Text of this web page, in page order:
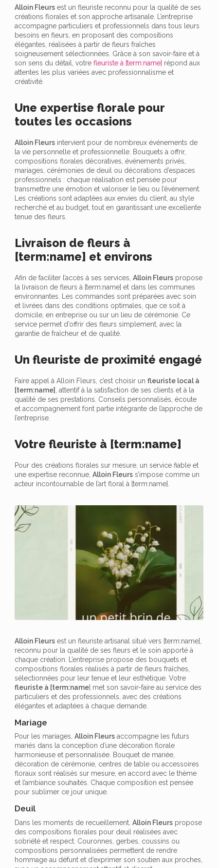
Alloin Fleurs est un fleuriste reconnu pour la qualité de ses
créations florales et son approche artisanale. L’entreprise
accompagne particuliers et professionnels dans tous leurs
besoins en fleurs, en proposant des compositions
élégantes, réalisées à partir de fleurs fraîches
soigneusement sélectionnées. Grâce à son savoir-faire et à
son sens du détail, votre fleuriste à [term:name] répond aux
attentes les plus variées avec professionnalisme et
créativité.
Une expertise florale pour
toutes les occasions
Alloin Fleurs intervient pour de nombreux événements de
la vie personnelle et professionnelle. Bouquets à offrir,
compositions florales décoratives, événements privés,
mariages, cérémonies de deuil ou décorations d’espaces
professionnels : chaque réalisation est pensée pour
transmettre une émotion et valoriser le lieu ou l’événement.
Les créations sont adaptées aux envies du client, au style
recherché et au budget, tout en garantissant une excellente
tenue des fleurs.
Livraison de fleurs à
[term:name] et environs
Afin de faciliter l’accès à ses services, Alloin Fleurs propose
la livraison de fleurs à [term:name] et dans les communes
environnantes. Les commandes sont préparées avec soin
et livrées dans des conditions optimales, que ce soit à
domicile, en entreprise ou sur un lieu de cérémonie. Ce
service permet d’offrir des fleurs simplement, avec la
garantie de fraîcheur et de qualité.
Un fleuriste de proximité engagé
Faire appel à Alloin Fleurs, c’est choisir un fleuriste local à
[term:name]
, attentif à la satisfaction de ses clients et à la
qualité de ses prestations. Conseils personnalisés, écoute
et accompagnement font partie intégrante de l’approche de
l’entreprise.
Votre fleuriste à [term:name]
Pour des créations florales sur mesure, un service fiable et
une expertise reconnue, Alloin Fleurs s’impose comme un
acteur incontournable de l’art floral à [term:name].
Alloin Fleurs est un fleuriste artisanal situé vers [term:name],
reconnu pour la qualité de ses fleurs et le soin apporté à
chaque création. L’entreprise propose des bouquets et
compositions florales réalisés à partir de fleurs fraîches,
sélectionnées pour leur tenue et leur esthétique. Votre
fleuriste à [term:name] met son savoir-faire au service des
particuliers et des professionnels, avec des créations
élégantes et adaptées à chaque demande.
Mariage
Pour les mariages, Alloin Fleurs accompagne les futurs
mariés dans la conception d’une décoration florale
harmonieuse et personnalisée. Bouquet de mariée,
décoration de cérémonie, centres de table ou accessoires
floraux sont réalisés sur mesure, en accord avec le thème
et l’ambiance souhaités. Chaque composition est pensée
pour sublimer ce jour unique.
Deuil
Dans les moments de recueillement, Alloin Fleurs propose
des compositions florales pour deuil réalisées avec
sobriété et respect. Couronnes, gerbes, coussins ou
compositions personnalisées permettent de rendre
hommage au défunt et d’exprimer son soutien aux proches,